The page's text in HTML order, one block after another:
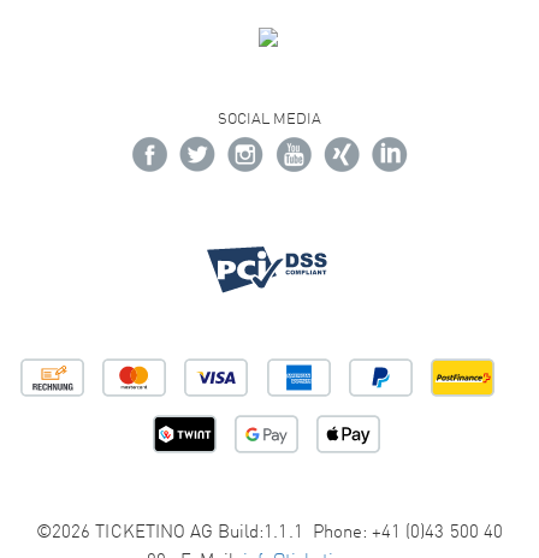
SOCIAL MEDIA
©2026 TICKETINO AG Build:1.1.1 Phone: +41 (0)43 500 40